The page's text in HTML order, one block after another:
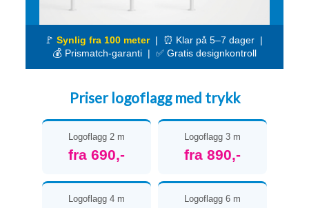
🚩 Synlig fra 100 meter| ⏰ Klar på 5–7 dager |
💰 Prismatch-garanti | ✅ Gratis designkontroll
Priser logoflagg med trykk
Logoflagg 2 m
fra 690,-
Logoflagg 3 m
fra 890,-
Logoflagg 4 m Logoflagg 6 m